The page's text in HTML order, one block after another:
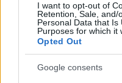
I want to opt-out of
Retention, Sale, and/
Personal Data that Is
Purposes for which it
Opted Out
Google consents
Foglalkozását
Fotó: Epsilon / Getty